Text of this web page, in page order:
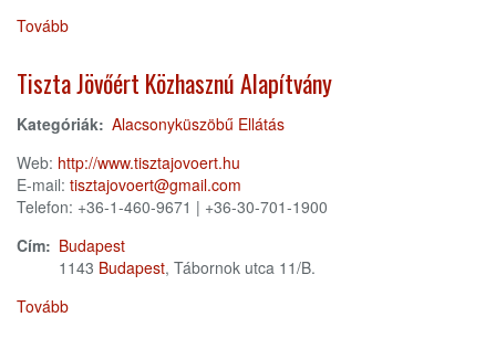
Tovább
Alacsonyküszöbű
Ellátás)
Tiszta Jövőért Közhasznú Alapítvány
Kategóriák: Alacsonyküszöbű Ellátás
Web: http://www.tisztajovoert.hu
E-mail: tisztajovoert@gmail.com
Telefon: +36-1-460-9671 | +36-30-701-1900
Cím: Budapest
1143 Budapest, Tábornok utca 11/B.
Tovább